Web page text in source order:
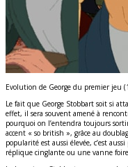
Evolution de George du premier jeu
Le fait que George Stobbart soit si
effet, il sera souvent amené à
pourquoi on l’entendra toujours
accent « so british », grâce au
popularité est aussi élevée, c’est
réplique cinglante ou une vanne